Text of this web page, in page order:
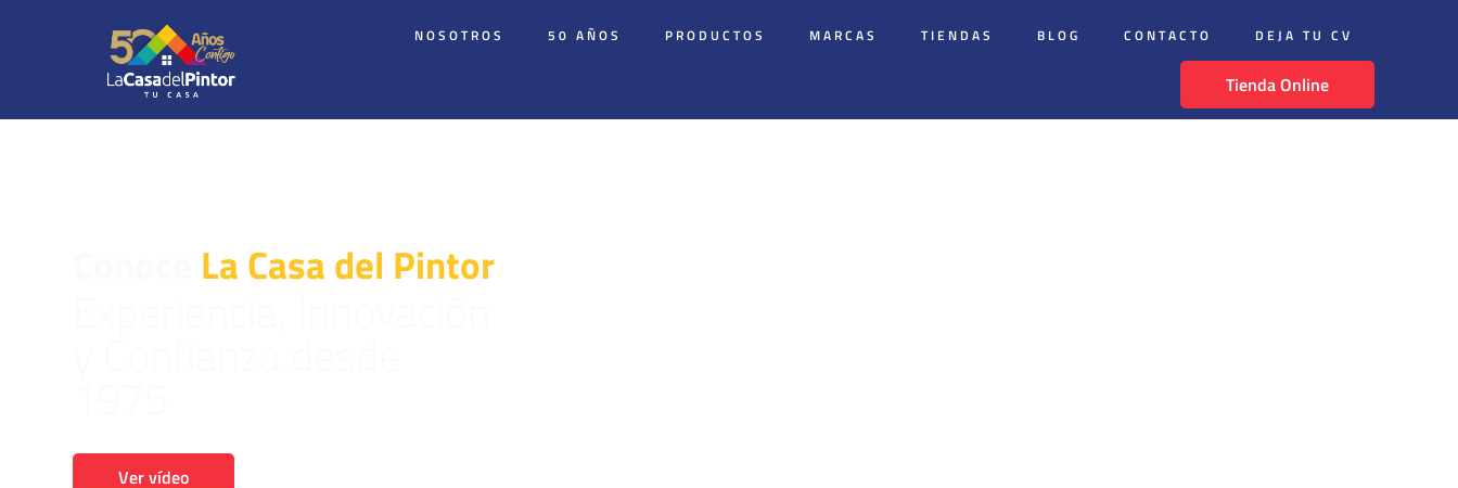
NOSOTROS 50 AÑOS PRODUCTOS MARCAS TIENDAS BLOG CONTACTO DEJA TU CV
Tienda Online
La Casa del Pintor
Ver vídeo